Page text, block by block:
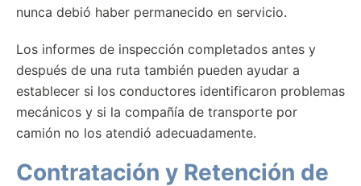
nunca debió haber permanecido en servicio.
Los informes de inspección completados antes y
después de una ruta también pueden ayudar a
establecer si los conductores identificaron problemas
mecánicos y si la compañía de transporte por
camión no los atendió adecuadamente.
Contratación y Retención de